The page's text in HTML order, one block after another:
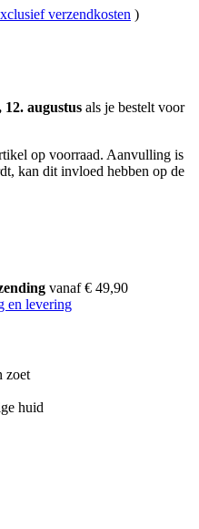
verzendkosten )
augustus als je bestelt voor
op voorraad. Aanvulling is
kan dit invloed hebben op de
vanaf € 49,90
en levering
zoet
huid